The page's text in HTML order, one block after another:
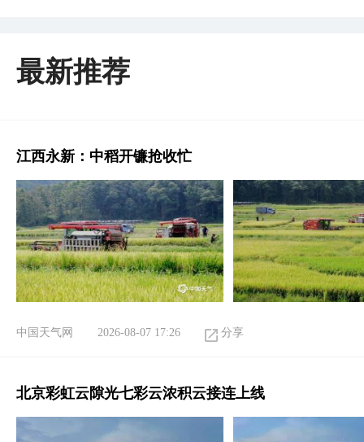
最新推荐
江西永新：中稻开镰抢收忙
中国天气网 2026-08-07 17:26 分享
北京彩虹云隙光七彩云浓积云接连上线